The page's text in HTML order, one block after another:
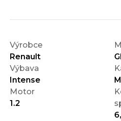
Výrobce
Renault
Výbava
Intense
Motor
1.2